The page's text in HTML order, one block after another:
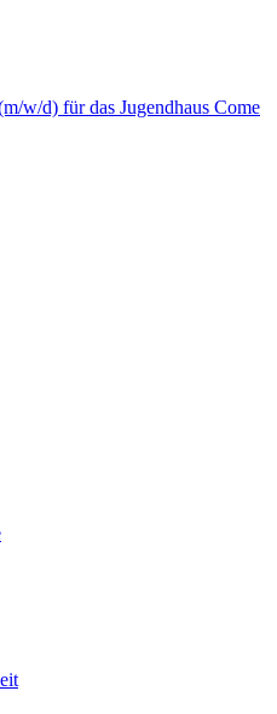
w/d) für das Jugendhaus Come